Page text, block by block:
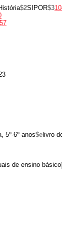
$2SIPOR$3
5º-6º anos$e livro
de ensino básico]